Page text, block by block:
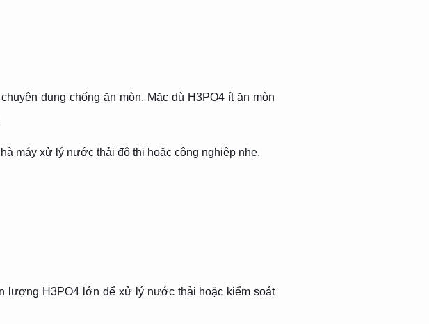
dụng chống ăn mòn. Mặc dù H3PO4 ít ăn mòn
máy xử lý nước thải đô thị hoặc công nghiệp nhẹ.
lượng H3PO4 lớn để xử lý nước thải hoặc kiểm soát